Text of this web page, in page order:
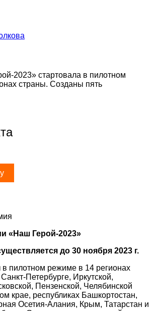
2023» стартовала в пилотном
страны. Созданы пять
«Наш Герой-2023»
до 30 ноября 2023 г.
в пилотном режиме в 14 регионах
Петербурге, Иркутской,
Пензенской, Челябинской
крае, республиках Башкортостан,
Осетия-Алания, Крым, Татарстан и